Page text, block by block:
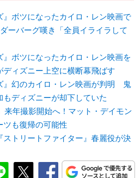
』ボツになったカイロ・レン映画で
ーバーグ嘆き「全員イライラして
』ボツになったカイロ・レン映画を
ィズニー上空に横断幕飛ばす
』幻のカイロ・レン映画が判明 鬼
ディズニーが却下していた
来年撮影開始へ！マット・デイモン
ツも復帰の可能性
ストリートファイター』春麗役が決